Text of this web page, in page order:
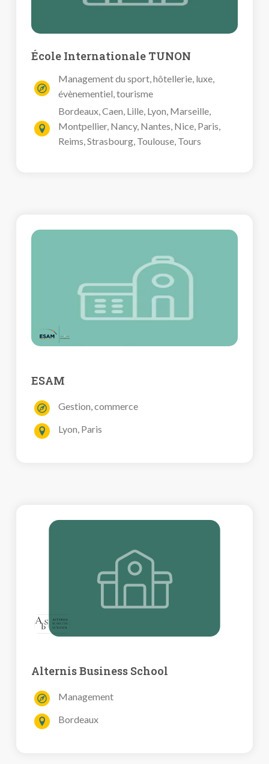
École Internationale TUNON
Management du sport, hôtellerie, luxe,
évènementiel, tourisme
Bordeaux, Caen, Lille, Lyon, Marseille,
Montpellier, Nancy, Nantes, Nice, Paris,
Reims, Strasbourg, Toulouse, Tours
ESAM
Gestion, commerce
Lyon, Paris
Alternis Business School
Management
Bordeaux